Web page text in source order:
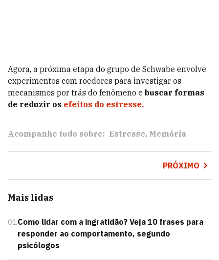
Agora, a próxima etapa do grupo de Schwabe envolve
experimentos com roedores para investigar os
mecanismos por trás do fenômeno e buscar formas
de reduzir os efeitos do estresse.
Acompanhe tudo sobre: Estresse Memória
PRÓXIMO
Mais lidas
01Como lidar com a ingratidão? Veja 10 frases para
responder ao comportamento, segundo
psicólogos